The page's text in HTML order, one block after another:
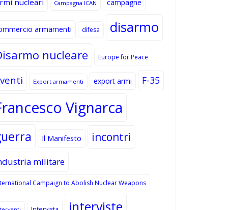
Campagna ICAN campagne
armamenti difesa disarmo
nucleare Europe for Peace
Export armamenti export armi F-35
Vignarca
Il Manifesto incontri
militare
Campaign to Abolish Nuclear Weapons
interviste